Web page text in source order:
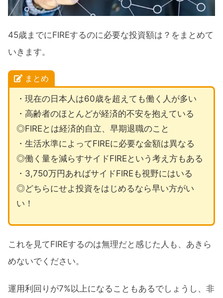
45歳までにFIREするのに必要な投資額は？をまとめて
いきます。
まとめ
・現在の日本人は60歳を超えても働く人が多い
・高齢者のほとんどが経済的不安を抱えている
◎FIREとは経済的自立、早期退職のこと
・生活水準によってFIREに必要な金額は異なる
◎働く量を減らすサイドFIREという考え方もある
・3,750万円あればサイドFIREも視野にはいる
◎どちらにせよ投資をはじめるなら早い方がい
い！
これを見てFIREするのは無理だと感じた人も、あきら
めないでください。
運用利回りが7%以上になることもあるでしょうし、非